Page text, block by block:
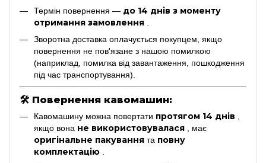
Термін повернення — до 14 днів з моменту
отримання замовлення
Зворотна доставка оплачується покупцем, якщо
повернення не пов'язане з нашою помилкою
(наприклад, помилка від завантаження, пошкодження
під час транспортування).
🛠 Повернення кавомашин:
Кавомашину можна повертати протягом 14 днів
якщо вона не використовувалася , має
оригінальне пакування та повну
комплектацію